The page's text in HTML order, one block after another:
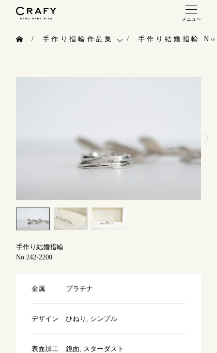
メニュー
よくあるご質問
アフターケア・保証
ブログ
手作り指輪作品集
CRAFYについて
手作り結婚指輪
手作り結婚指輪
No.242-2200
金属 プラチナ
デザイン ひねり, シンプル
表面加工 鏡面, スターダスト
こちら
表参道店 来店ご予約
吉祥寺店
川越店
来店ご予約